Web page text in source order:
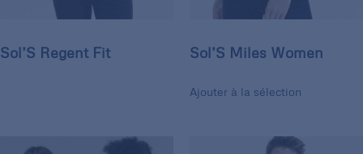
Sol’S Regent Fit Sol’S Miles Women
Ajouter à la sélection